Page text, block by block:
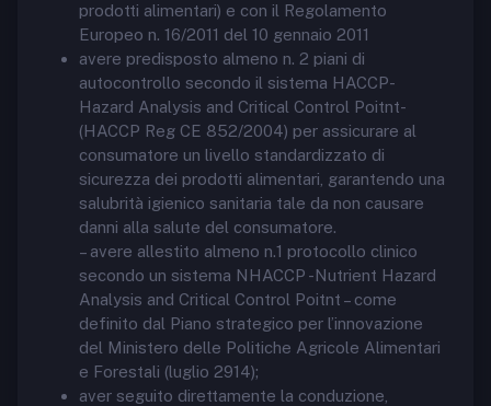
prodotti alimentari) e con il Regolamento
Europeo n. 16/2011 del 10 gennaio 2011
avere predisposto almeno n. 2 piani di
autocontrollo secondo il sistema HACCP-
Hazard Analysis and Critical Control Poitnt-
(HACCP Reg CE 852/2004) per assicurare al
consumatore un livello standardizzato di
sicurezza dei prodotti alimentari, garantendo una
salubrità igienico sanitaria tale da non causare
danni alla salute del consumatore.
– avere allestito almeno n.1 protocollo clinico
secondo un sistema NHACCP -Nutrient Hazard
Analysis and Critical Control Poitnt – come
definito dal Piano strategico per l’innovazione
del Ministero delle Politiche Agricole Alimentari
e Forestali (luglio 2914);
aver seguito direttamente la conduzione,